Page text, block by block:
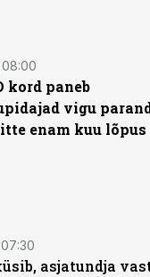
kord paneb
vigu
enam kuu lõpus
asjatundja